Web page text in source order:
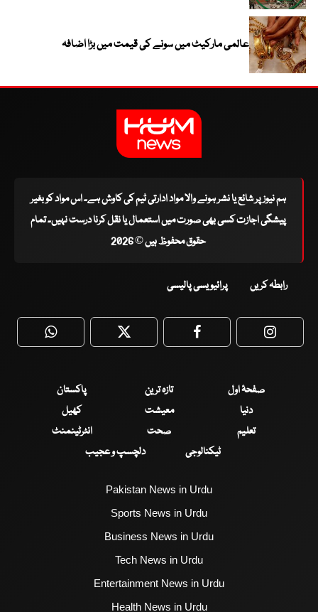
عالمی مارکیٹ میں سونے کی قیمت میں بڑا اضافہ
ہم نیوز پر شائع یا نشر ہونے والا مواد ادارتی ٹیم کی کاوش ہے۔ اس مواد کو بغیر
پیشگی اجازت کسی بھی صورت میں استعمال یا نقل کرنا درست نہیں۔ تمام
حقوق محفوظ ہیں © 2026
رابطہ کریں پرائیویسی پالیسی
WhatsApp Twitter Facebook
صفحۂ اول تازہ ترین
پاکستان
دنیا
معیشت
کھیل
تعلیم
صحت
انٹرٹینمنٹ
ٹیکنالوجی
دلچسپ و عجیب
Pakistan News in Urdu
Sports News in Urdu
Business News in Urdu
Tech News in Urdu
Entertainment News in Urdu
Health News in Urdu